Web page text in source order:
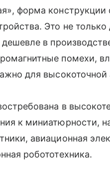
форма
Это не только
дешевле в
помехи,
для высокоточной
в
к миниатюрности,
авиационная
робототехника.